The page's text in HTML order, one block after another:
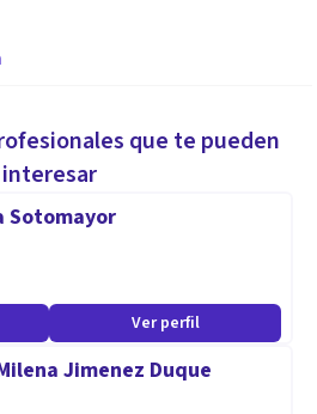
que te pueden
interesar
Sotomayor
Ver perfil
Jimenez Duque